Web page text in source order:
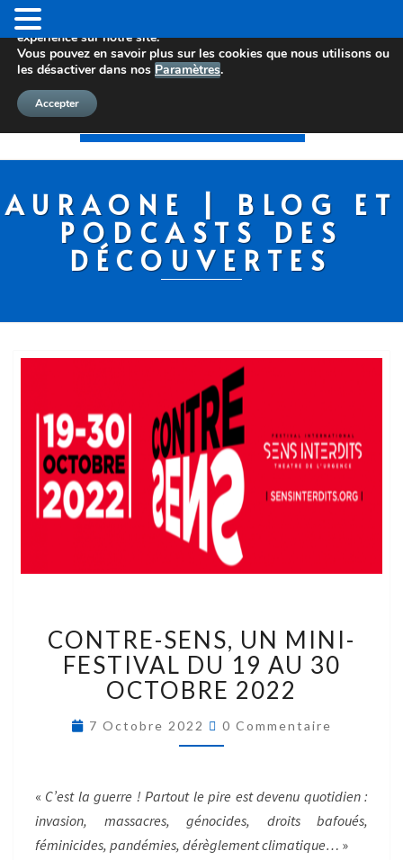
AURAONE | BLOG ET
PODCASTS DES
DÉCOUVERTES
CONTRE-SENS, UN MINI-
FESTIVAL DU 19 AU 30
OCTOBRE 2022
7 Octobre 2022 0 Commentaire
« C’est la guerre ! Partout le pire est devenu quotidien :
invasion, massacres, génocides, droits bafoués,
féminicides, pandémies, dérèglement climatique… »
Nous utilisons des cookies pour vous offrir la meilleure
expérience sur notre site.
Vous pouvez en savoir plus sur les cookies que nous utilisons ou
les désactiver dans nos Paramètres.
Accepter